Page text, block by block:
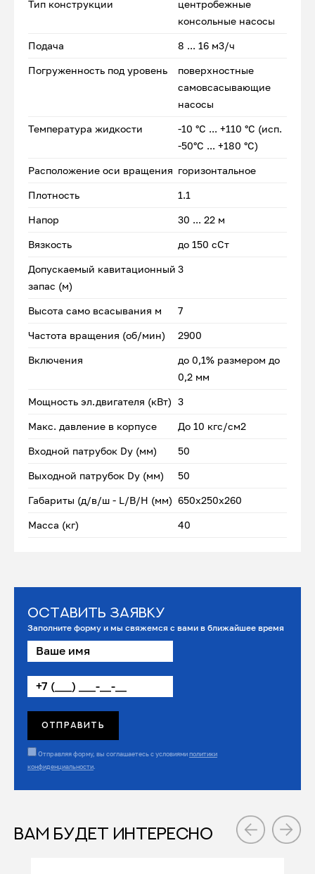
Тип конструкции
центробежные
консольные насосы
Подача 8 ... 16 м3/ч
Погруженность под уровень
поверхностные
самовсасывающие
насосы
Температура жидкости
-10 °С ... +110 °С (исп.
-50°С ... +180 °С)
Расположение оси вращения горизонтальное
Плотность 1.1
Напор 30 ... 22 м
Вязкость до 150 сСт
Допускаемый кавитационный
запас (м)
3
Высота само всасывания м 7
Частота вращения (об/мин) 2900
Включения
до 0,1% размером до
0,2 мм
Мощность эл.двигателя (кВт) 3
Макс. давление в корпусе До 10 кгс/см2
Входной патрубок Dу (мм) 50
Выходной патрубок Dу (мм) 50
Габариты (д/в/ш - L/B/H (мм) 650х250х260
Масса (кг) 40
Оставить заявку
Заполните форму и мы свяжемся с вами в ближайшее время
Отправляя форму, вы соглашаетесь с условиямиполитики
конфиденциальности.
ВАМ БУДЕТ ИНТЕРЕСНО